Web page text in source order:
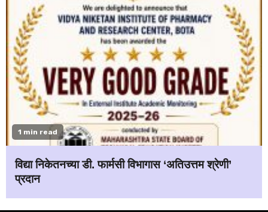
1 min read
विद्या निकेतनच्या डी. फार्मसी विभागास ‘अतिउत्तम श्रेणी’
प्रदान